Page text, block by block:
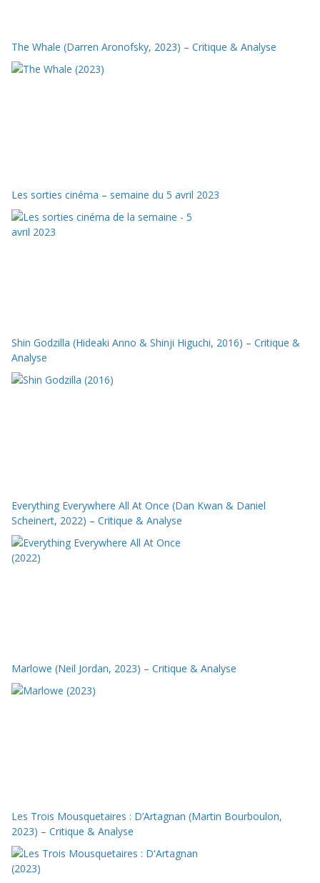
The Whale (Darren Aronofsky, 2023) – Critique & Analyse
Les sorties cinéma – semaine du 5 avril 2023
Shin Godzilla (Hideaki Anno & Shinji Higuchi, 2016) – Critique &
Analyse
Everything Everywhere All At Once (Dan Kwan & Daniel
Scheinert, 2022) – Critique & Analyse
Marlowe (Neil Jordan, 2023) – Critique & Analyse
Les Trois Mousquetaires : D’Artagnan (Martin Bourboulon,
2023) – Critique & Analyse